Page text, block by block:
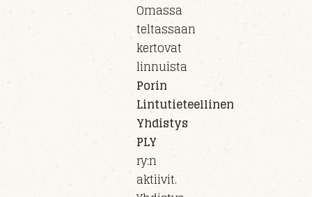
Omassa
teltassaan
kertovat
linnuista
Porin
Lintutieteellinen
Yhdistys
PLY
ry:n
aktiivit.